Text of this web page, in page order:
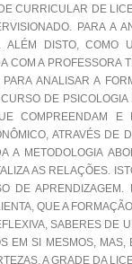
CURRICULAR DE
PARA A
ALÉM DISTO, COMO
COM A PROFESSORA
ANALISAR A
DE PSICOLOGIA
COMPREENDAM E
ATRAVÉS DE
A METODOLOGIA
AS RELAÇÕES.
DE APRENDIZAGEM.
QUE A
SABERES DE
EM SI MESMOS, MAS,
A GRADE DA